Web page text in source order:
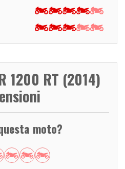
1200 RT (2014)
moto?